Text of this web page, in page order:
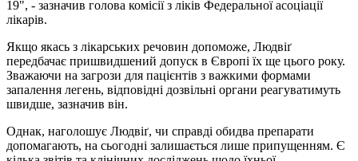
19", - зазначив голова комісії з ліків Федеральної асоціації
лікарів.
Якщо якась з лікарських речовин допоможе, Людвіґ
передбачає пришвидшений допуск в Європі їх ще цього року.
Зважаючи на загрози для пацієнтів з важкими формами
запалення легень, відповідні дозвільні органи реагуватимуть
швидше, зазначив він.
Однак, наголошує Людвіґ, чи справді обидва препарати
допомагають, на сьогодні залишається лише припущенням. Є